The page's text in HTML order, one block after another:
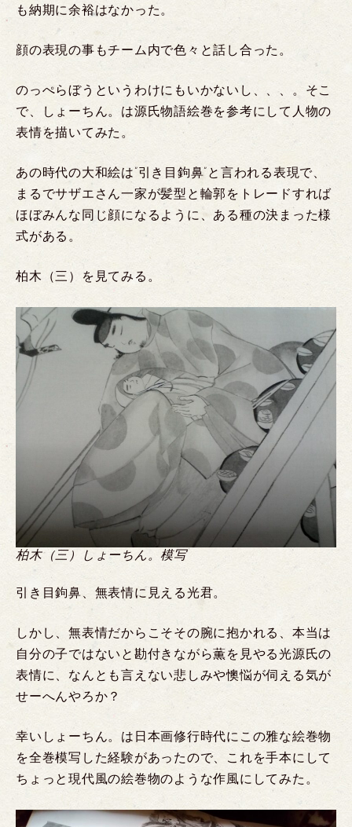
も納期に余裕はなかった。
顔の表現の事もチーム内で色々と話し合った。
のっぺらぼうというわけにもいかないし、、、。そこ
で、しょーちん。は源氏物語絵巻を参考にして人物の
表情を描いてみた。
あの時代の大和絵は”引き目鉤鼻”と言われる表現で、
まるでサザエさん一家が髪型と輪郭をトレードすれば
ほぼみんな同じ顔になるように、ある種の決まった様
式がある。
柏木（三）を見てみる。
柏木（三）しょーちん。模写
引き目鉤鼻、無表情に見える光君。
しかし、無表情だからこそその腕に抱かれる、本当は
自分の子ではないと勘付きながら薫を見やる光源氏の
表情に、なんとも言えない悲しみや懊悩が伺える気が
せーへんやろか？
幸いしょーちん。は日本画修行時代にこの雅な絵巻物
を全巻模写した経験があったので、これを手本にして
ちょっと現代風の絵巻物のような作風にしてみた。